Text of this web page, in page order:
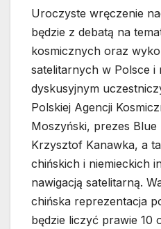
Uroczyste wręczenie
będzie z debatą na
kosmicznych oraz
satelitarnych w Polsce i
dyskusyjnym
Polskiej Agencji
Moszyński, prezes
Krzysztof Kanawka, a
chińskich i niemieckich
nawigacją satelitarną.
chińska reprezentacja
będzie liczyć prawie 10